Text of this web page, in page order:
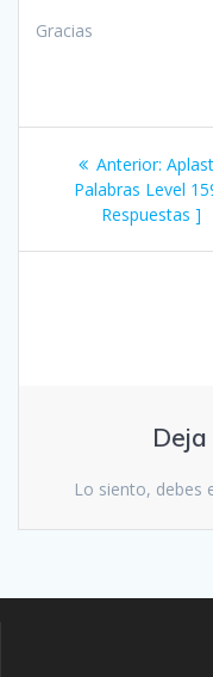
Gracias
entradas
Anterior:
Palabras Level
Respuestas ]
Lo siento, debes